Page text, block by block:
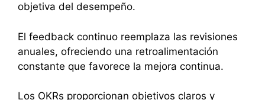
objetiva del desempeño.
El feedback continuo reemplaza las revisiones
anuales, ofreciendo una retroalimentación
constante que favorece la mejora continua.
Los OKRs proporcionan objetivos claros y